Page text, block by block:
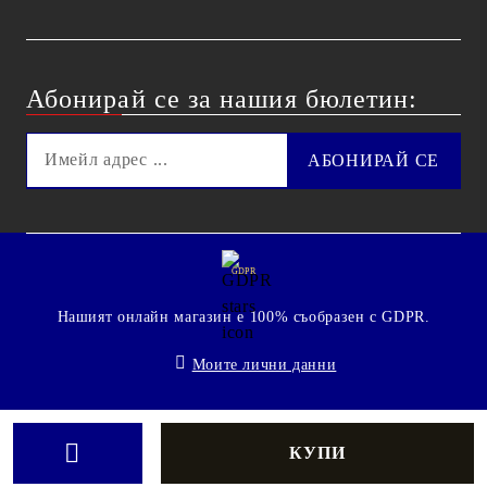
Абонирай се за нашия бюлетин:
GDPR
Нашият онлайн магазин е 100% съобразен с GDPR.
Моите лични данни